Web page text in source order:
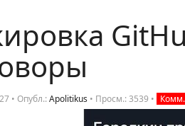
• Опубл.:Apolitikus • Просм.: 3539 •